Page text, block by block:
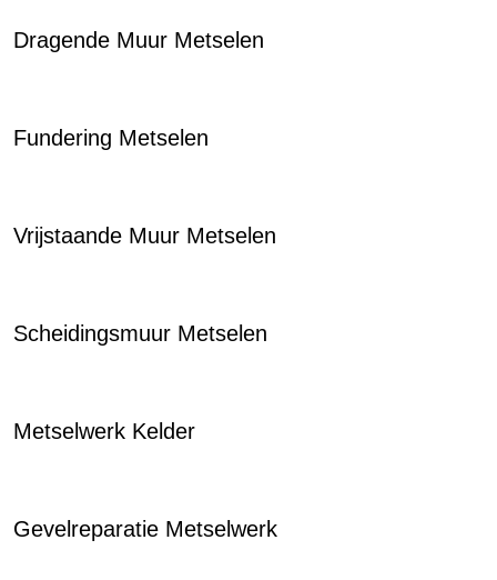
Dragende Muur Metselen
Fundering Metselen
Vrijstaande Muur Metselen
Scheidingsmuur Metselen
Metselwerk Kelder
Gevelreparatie Metselwerk